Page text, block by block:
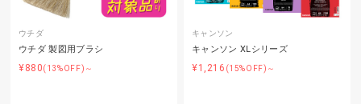
ウチダ
ウチダ 製図用ブラシ
¥880(13%OFF)～
キャンソン
キャンソン XLシリーズ
¥1,216 (15%OFF)～